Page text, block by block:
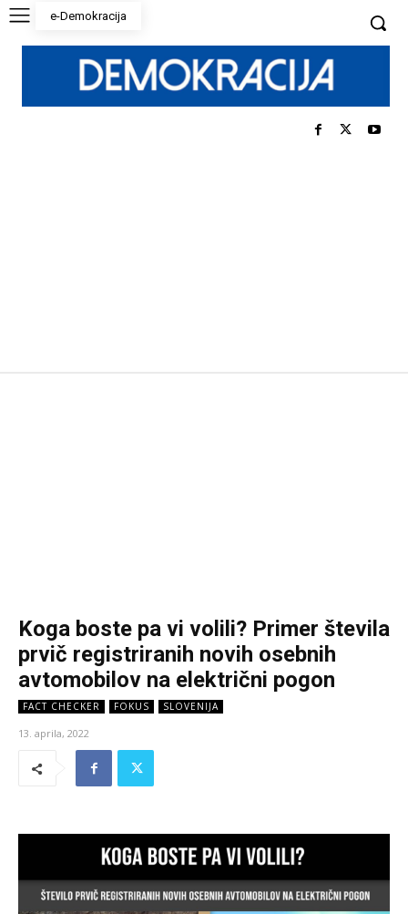
e-Demokracija
Koga boste pa vi volili? Primer števila
prvič registriranih novih osebnih
avtomobilov na električni pogon
FACT CHECKER FOKUS SLOVENIJA
13. aprila, 2022